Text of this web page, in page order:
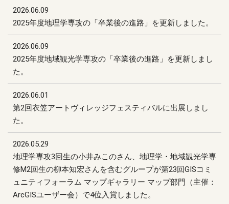
2026.06.09
2025年度地理学専攻の「卒業後の進路」を更新しました。
2026.06.09
2025年度地域観光学専攻の「卒業後の進路」を更新しまし
た。
2026.06.01
第2回衣笠アートヴィレッジフェスティバルに出展しまし
た。
2026.05.29
地理学専攻3回生の小井みこのさん、地理学・地域観光学専
修M2回生の柳本知宏さんを含むグループが第23回GISコミ
ュニティフォーラム マップギャラリー マップ部門（主催：
ArcGISユーザー会）で4位入賞しました。